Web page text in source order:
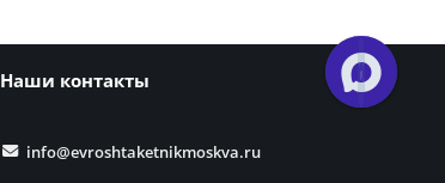
Наши контакты
info@evroshtaketnikmoskva.ru